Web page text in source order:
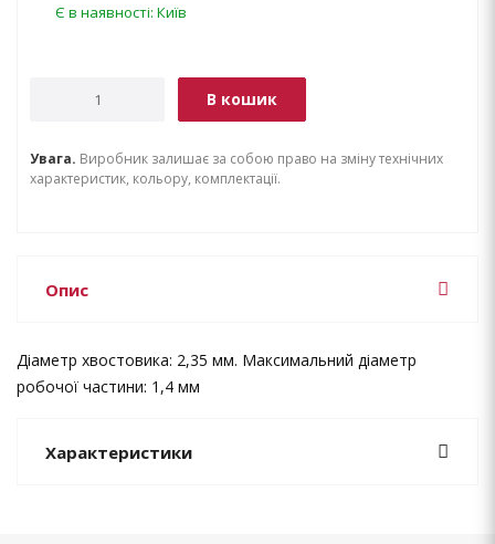
Є в наявності: Київ
В кошик
Увага. Виробник залишає за собою право на зміну технічних
характеристик, кольору, комплектації.
Опис
Діаметр хвостовика: 2,35 мм. Максимальний діаметр
робочої частини: 1,4 мм
Характеристики